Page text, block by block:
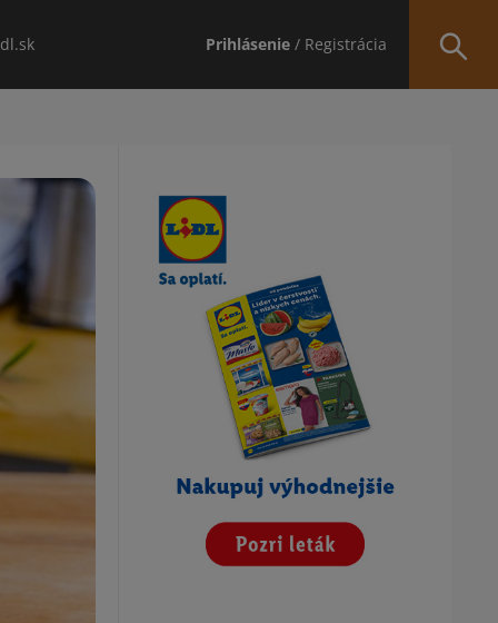
Prihlásenie / Registrácia
Obsah bočného panela